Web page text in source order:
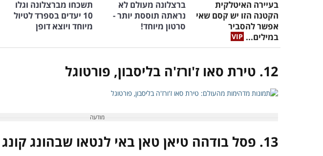
בעיירה האיטלקית
הקטנה הזו יש קסם שאי
אפשר להסביר
במילים...
ברצלונה מעולם לא
נראתה תוססת יותר -
סרטון מיוחד!
תשכחו מברצלונה וגלו
10 יעדים בספרד לטיול
מיוחד ויוצא דופן
12. טירת סאו ז'ורז'ה בליסבון, פורטוגל
13. פסל בודהה טיאן טאן באי לנטאו שבהונג קונג